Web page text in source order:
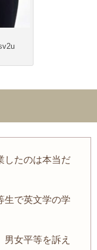
したのは本当だ
生で英文学の学
女平等を訴え